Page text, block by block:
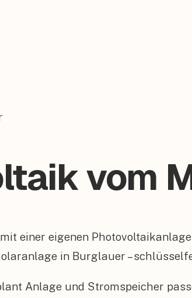
vom
einer eigenen
in Burglauer –
Anlage und Stromspeicher